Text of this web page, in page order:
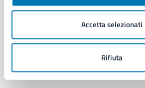
Accetta selezionati
Rifiuta
Uffici
Politici
Intranet, posta aziendale e protocollo